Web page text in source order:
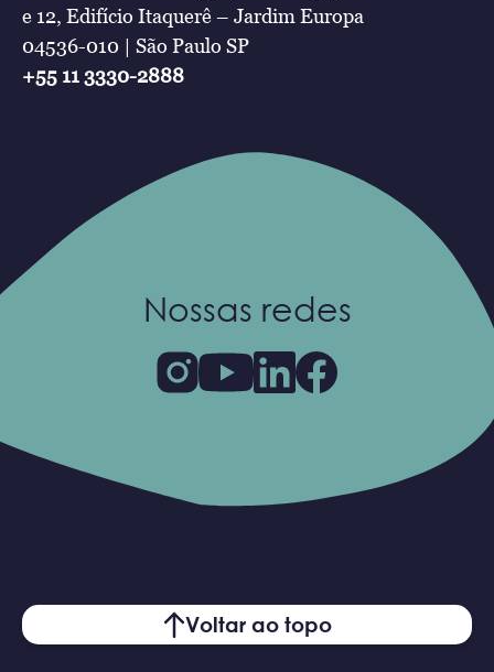
e 12, Edifício Itaquerê – Jardim Europa
04536-010 | São Paulo SP
+55 11 3330-2888
Nossas redes
Voltar ao topo